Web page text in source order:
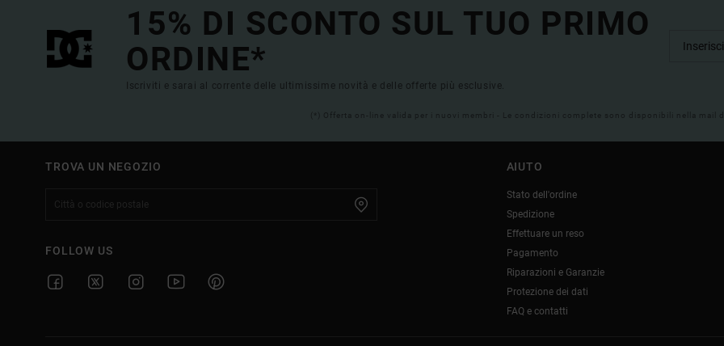
15% DI SCONTO SUL TUO PRIMO
ORDINE*
Iscriviti e sarai al corrente delle ultimissime novità e delle offerte più esclusive.
(*) Offerta on-line valida per i nuovi membri - Le condizioni complete sono disponibili nella mail
TROVA UN NEGOZIO
FOLLOW US
AIUTO
Stato dell'ordine
Spedizione
Effettuare un reso
Pagamento
Riparazioni e Garanzie
Protezione dei dati
FAQ e contatti